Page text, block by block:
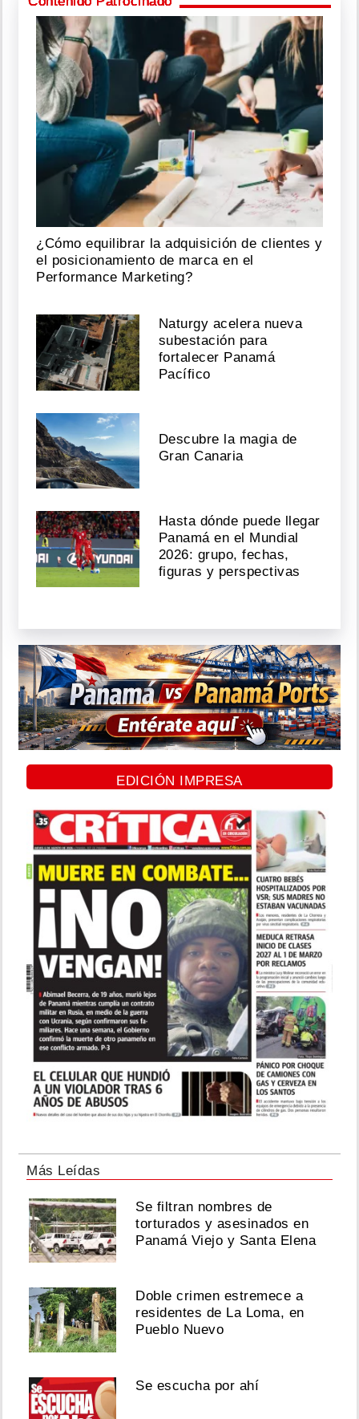
¿Cómo equilibrar la adquisición de clientes y
el posicionamiento de marca en el
Performance Marketing?
Naturgy acelera nueva
subestación para
fortalecer Panamá
Pacífico
Descubre la magia de
Gran Canaria
Hasta dónde puede llegar
Panamá en el Mundial
2026: grupo, fechas,
figuras y perspectivas
EDICIÓN IMPRESA
Más Leídas
Se filtran nombres de
torturados y asesinados en
Panamá Viejo y Santa Elena
Doble crimen estremece a
residentes de La Loma, en
Pueblo Nuevo
Se escucha por ahí